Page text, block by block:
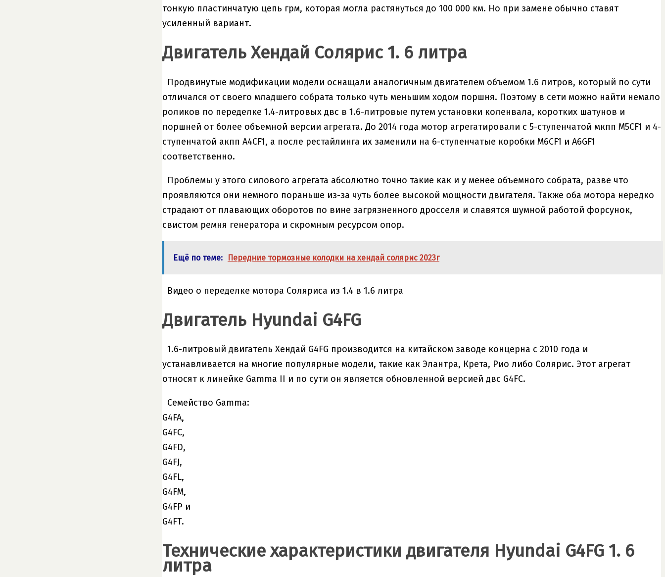
тонкую пластинчатую цепь грм, которая могла растянуться до 100 000 км. Но при замене обычно ставят
усиленный вариант.
Двигатель Хендай Солярис 1. 6 литра
Продвинутые модификации модели оснащали аналогичным двигателем объемом 1.6 литров, который по сути
отличался от своего младшего собрата только чуть меньшим ходом поршня. Поэтому в сети можно найти немало
роликов по переделке 1.4-литровых двс в 1.6-литровые путем установки коленвала, коротких шатунов и
поршней от более объемной версии агрегата. До 2014 года мотор агрегатировали с 5-ступенчатой мкпп M5CF1 и 4-
ступенчатой акпп A4CF1, а после рестайлинга их заменили на 6-ступенчатые коробки M6CF1 и A6GF1
соответственно.
Проблемы у этого силового агрегата абсолютно точно такие как и у менее объемного собрата, разве что
проявляются они немного пораньше из-за чуть более высокой мощности двигателя. Также оба мотора нередко
страдают от плавающих оборотов по вине загрязненного дросселя и славятся шумной работой форсунок,
свистом ремня генератора и скромным ресурсом опор.
Ещё по теме: Передние тормозные колодки на хендай солярис 2023г
Видео о переделке мотора Соляриса из 1.4 в 1.6 литра
Двигатель Hyundai G4FG
1.6-литровый двигатель Хендай G4FG производится на китайском заводе концерна с 2010 года и
устанавливается на многие популярные модели, такие как Элантра, Крета, Рио либо Солярис. Этот агрегат
относят к линейке Gamma II и по сути он является обновленной версией двс G4FC.
Семейство Gamma:
G4FA,
G4FC,
G4FD,
G4FJ,
G4FL,
G4FM,
G4FP и
G4FT.
Технические характеристики двигателя Hyundai G4FG 1. 6
литра